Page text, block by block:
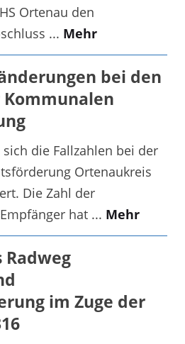
Ortenau den
... Mehr
bei den
die Fallzahlen bei der
Ortenaukreis
Die Zahl der
hat ... Mehr
Radweg
im Zuge der